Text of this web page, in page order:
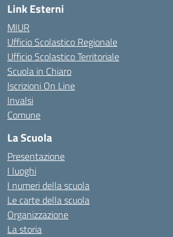
Link Esterni
MIUR
Ufficio Scolastico Regionale
Ufficio Scolastico Territoriale
Scuola in Chiaro
Iscrizioni On Line
Invalsi
Comune
La Scuola
Presentazione
I luoghi
I numeri della scuola
Le carte della scuola
Organizzazione
La storia